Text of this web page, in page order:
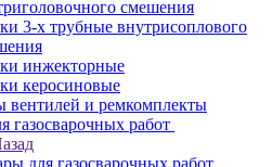
смешения
3-х трубные внутрисоплового
инжекторные
керосиновые
вентилей и ремкомплекты
газосварочных работ
для газосварочных работ